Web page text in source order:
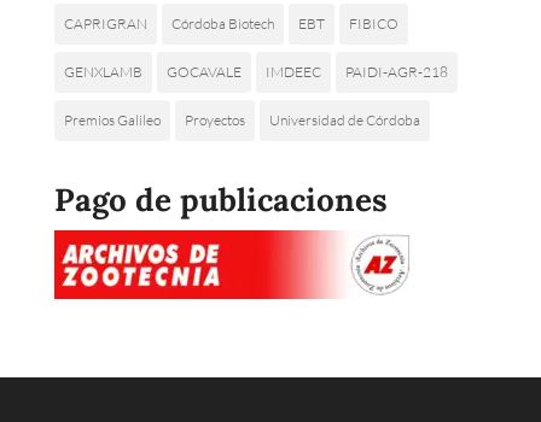
CAPRIGRAN Córdoba Biotech EBT FIBICO
GENXLAMB GOCAVALE IMDEEC PAIDI-AGR-218
Premios Galileo Proyectos Universidad de Córdoba
Pago de publicaciones